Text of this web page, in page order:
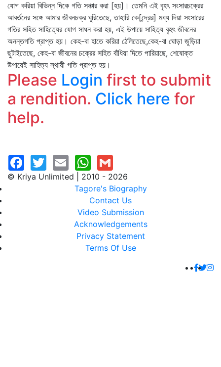
যোগ করিয়া বিভিন্ন দিকে গতি সঞ্চার করা [হয়]। তেমনি এই বৃহৎ সংসারচক্রের
আবর্তনের সঙ্গে আমার জীবনচক্র ঘুরিতেছে, তাহারি কে[ন্দ্রের] মধ্য দিয়া সংসারের
গতির সহিত সাহিত্যের যোগ সাধন করা হয়, এই উপায়ে সাহিত্য বৃহৎ জীবনের
অনন্তগতি প্রাপ্ত হয়। কেহ-বা হাতে করিয়া ঠেলিতেছে,কেহ-বা ঘোড়া জুড়িয়া
ছুটাইতেছে, কেহ-বা জীবনের চক্রের সহিত বাঁধিয়া দিতে পারিয়াছে, শেষোক্ত
উপায়েই সাহিত্য স্থায়ী গতি প্রাপ্ত হয়।
Please Login first to submit
a rendition. Click here for
help.
© Kriya Unlimited | 2010 - 2026
Tagore's Biography
Contact Us
Video Submission
Acknowledgements
Privacy Statement
Terms Of Use